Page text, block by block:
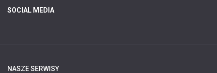
SOCIAL MEDIA
NASZE SERWISY